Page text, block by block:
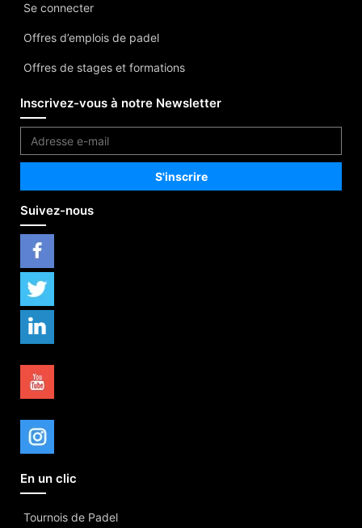
Se connecter
Offres d’emplois de padel
Offres de stages et formations
Inscrivez-vous à notre Newsletter
Suivez-nous
En un clic
Tournois de Padel